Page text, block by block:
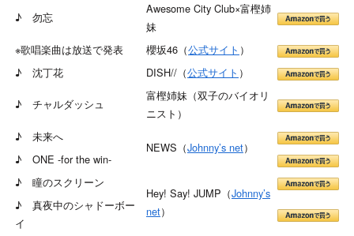
♪ 勿忘
Awesome City Club×富樫姉
妹
※歌唱楽曲は放送で発表
櫻坂46（公式サイト ）
♪ 沈丁花
DISH//（公式サイト ）
♪ チャルダッシュ
富樫姉妹（双子のバイオリ
ニスト）
♪ 未来へ
NEWS（Johnny’s net）
♪ ONE -for the win-
♪ 瞳のスクリーン
Hey! Say! JUMP（Johnny’s
net）
♪ 真夜中のシャドーボー
イ